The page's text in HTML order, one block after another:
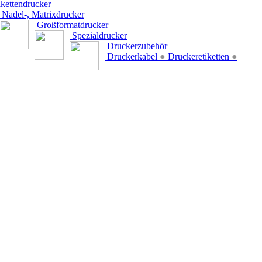
Nadel-, Matrixdrucker
Großformatdrucker
Spezialdrucker
Druckerzubehör
Druckerkabel ● Druckeretiketten ●